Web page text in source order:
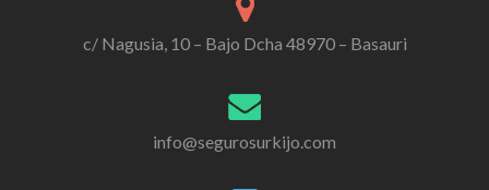
c/ Nagusia, 10 – Bajo Dcha 48970 – Basauri
info@segurosurkijo.com